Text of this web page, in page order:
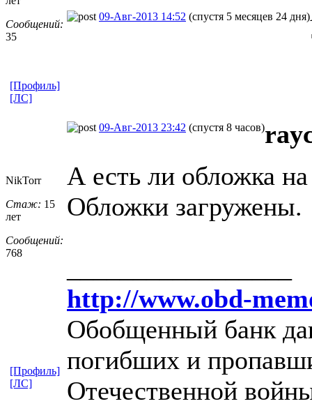
Сообщений:
35
09-Авг-2013 14:52 (спустя 5 месяцев 24 дня)
[Профиль]
[ЛС]
NikTorr
Стаж: 15
лет
Сообщений:
768
09-Авг-2013 23:42 (спустя 8 часов)
А есть ли обложка
Обложки загружены.
http://www.obd-
Обобщенный банк
погибших и
Отечественной
[Профиль]
[ЛС]